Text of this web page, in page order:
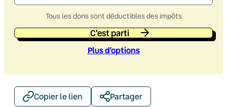
Tous les dons sont déductibles des impôts
C'est parti
Plus d’options
Copier le lien Partager